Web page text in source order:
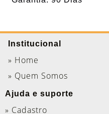
Institucional
» Home
» Quem Somos
Ajuda e suporte
» Cadastro